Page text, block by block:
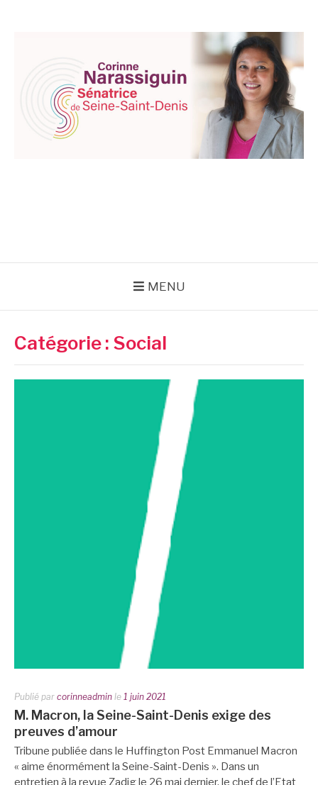
MENU
Catégorie : Social
Publié par corinneadmin le 1 juin 2021
M. Macron, la Seine-Saint-Denis exige des
preuves d’amour
Tribune publiée dans le Huffington Post Emmanuel Macron
« aime énormément la Seine-Saint-Denis ». Dans un
entretien à la revue Zadig le 26 mai dernier, le chef de l’Etat